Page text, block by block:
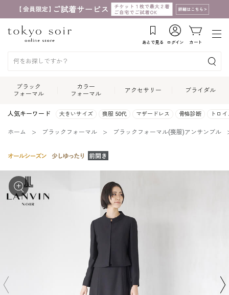
あとで見る ログイン カート
ブラック
フォーマル
カラー
フォーマル
アクセサリー ブライダル
人気キーワード 大きいサイズ 喪服 50代 マザードレス 骨格診断 トロ
ホーム ブラックフォーマル ブラックフォーマル(喪服)アンサンブル